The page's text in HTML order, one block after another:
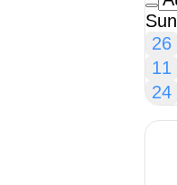
Sun
26
11
24